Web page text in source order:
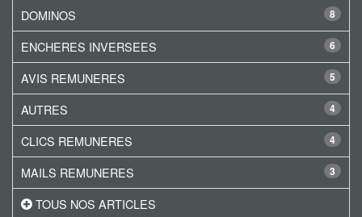
8
DOMINOS
6
ENCHERES INVERSEES
5
AVIS REMUNERES
4
AUTRES
4
CLICS REMUNERES
3
MAILS REMUNERES
TOUS NOS ARTICLES